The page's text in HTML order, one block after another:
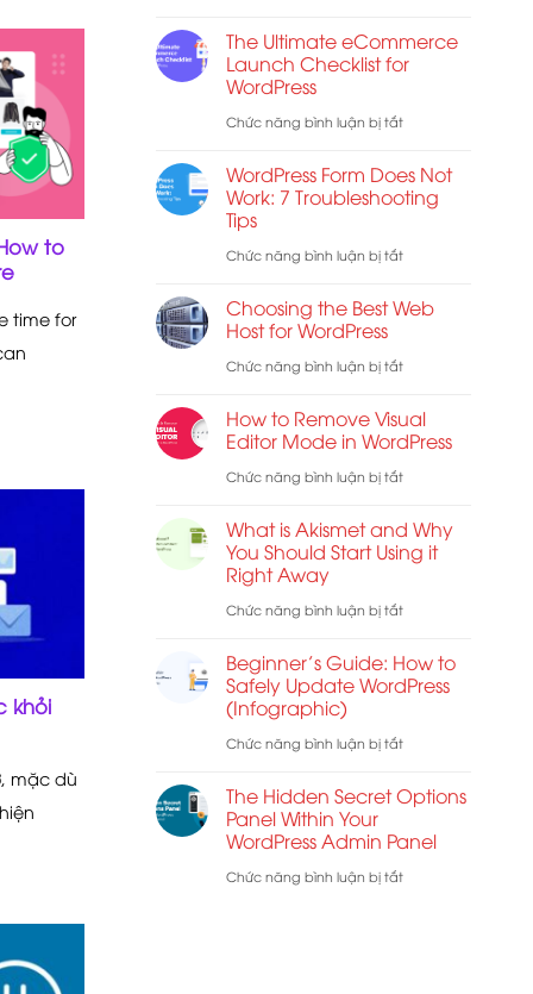
to
time for
khỏi
mặc dù
Cuối
mail
WooCommerce
to
a
Website
The Ultimate eCommerce
Launch Checklist for
WordPress
Chức năng bình luận bị tắtở
Ultimate
Launch
for
WordPress Form Does Not
Work: 7 Troubleshooting
Tips
Chức năng bình luận bị tắtở
Form
Work:
7
Tips
Choosing the Best Web
Host for WordPress
Chức năng bình luận bị tắtở
the
Host
for
How to Remove Visual
Editor Mode in WordPress
Chức năng bình luận bị tắtở
to
Visual
Mode
WordPress
What is Akismet and Why
You Should Start Using it
Right Away
Chức năng bình luận bị tắtở
is
and
You
Should
Start
Beginner’s Guide: How to
Safely Update WordPress
(Infographic)
Chức năng bình luận bị tắtở
Guide:
How
to
The Hidden Secret Options
Panel Within Your
WordPress Admin Panel
Chức năng bình luận bị tắtở